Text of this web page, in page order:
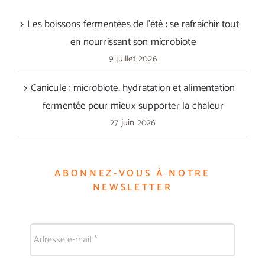
Les boissons fermentées de l’été : se rafraîchir tout
en nourrissant son microbiote
9 juillet 2026
Canicule : microbiote, hydratation et alimentation
fermentée pour mieux supporter la chaleur
27 juin 2026
ABONNEZ-VOUS À NOTRE
NEWSLETTER